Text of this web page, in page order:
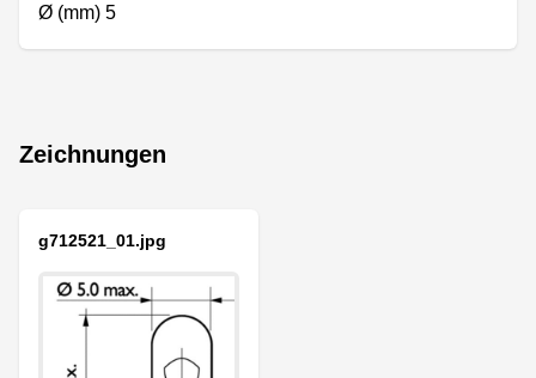
Ø (mm) 5
Zeichnungen
g712521_01.jpg